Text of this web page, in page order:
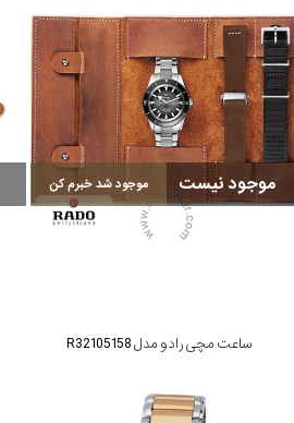
موجود نیست موجود شد خبرم کن
ساعت مچی رادو مدل R32105158